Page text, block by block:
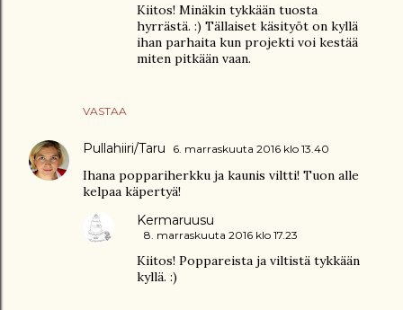
VASTAA
Kiitos! Minäkin tykkään tuosta
hyrrästä. :) Tällaiset käsityöt on kyllä
ihan parhaita kun projekti voi kestää
miten pitkään vaan.
Pullahiiri/Taru 6. marraskuuta 2016 klo 13.40
Ihana poppariherkku ja kaunis viltti! Tuon alle
kelpaa käpertyä!
Kermaruusu
8. marraskuuta 2016 klo 17.23
Kiitos! Poppareista ja viltistä tykkään
kyllä. :)